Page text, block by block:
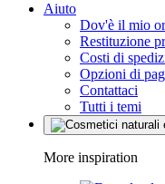
Aiuto
Dov'è il mio
Restituzione
Costi di
Opzioni di
Contattaci
Tutti i temi
More inspiration